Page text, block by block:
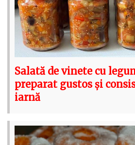
Salată de vinete cu
preparat gustos și
iarnă